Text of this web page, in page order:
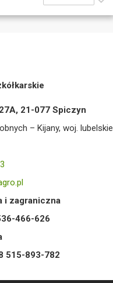
21-077 Spiczyn
– Kijany, woj. lubelskie
i zagraniczna
466-626
515-893-782